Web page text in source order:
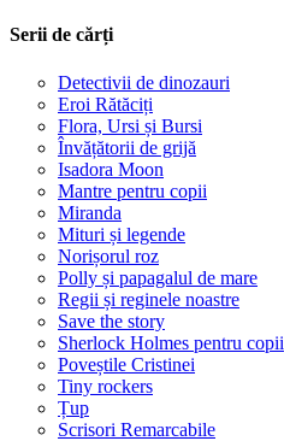
Serii de cărți
Detectivii de dinozauri
Eroi Rătăciți
Flora, Ursi și Bursi
Învățătorii de grijă
Isadora Moon
Mantre pentru copii
Miranda
Mituri și legende
Norișorul roz
Polly și papagalul de mare
Regii și reginele noastre
Save the story
Sherlock Holmes pentru copii
Poveștile Cristinei
Tiny rockers
Țup
Scrisori Remarcabile